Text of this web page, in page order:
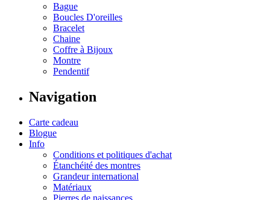
Bague
Boucles D'oreilles
Bracelet
Chaine
Coffre à Bijoux
Montre
Pendentif
Navigation
Carte cadeau
Blogue
Info
Conditions et politiques d'achat
Étanchéité des montres
Grandeur international
Matériaux
Pierres de naissances